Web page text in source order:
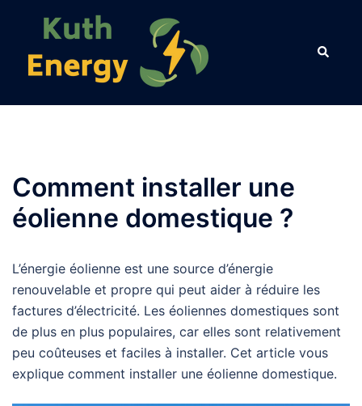
contenu
Comment installer une
éolienne domestique ?
L’énergie éolienne est une source d’énergie
renouvelable et propre qui peut aider à réduire les
factures d’électricité. Les éoliennes domestiques sont
de plus en plus populaires, car elles sont relativement
peu coûteuses et faciles à installer. Cet article vous
explique comment installer une éolienne domestique.